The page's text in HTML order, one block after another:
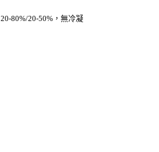
20-80%/20-50%，無冷凝